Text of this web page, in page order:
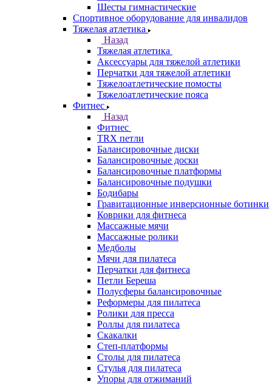
Шесты гимнастические
Спортивное оборудование для инвалидов
Тяжелая атлетика
Назад
Тяжелая атлетика
Аксессуары для тяжелой атлетики
Перчатки для тяжелой атлетики
Тяжелоатлетические помосты
Тяжелоатлетические пояса
Фитнес
Назад
Фитнес
TRX петли
Балансировочные диски
Балансировочные доски
Балансировочные платформы
Балансировочные подушки
Бодибары
Гравитационные инверсионные ботинки
Коврики для фитнеса
Массажные мячи
Массажные ролики
Медболы
Мячи для пилатеса
Перчатки для фитнеса
Петли Береша
Полусферы балансировочные
Реформеры для пилатеса
Ролики для пресса
Роллы для пилатеса
Скакалки
Степ-платформы
Столы для пилатеса
Стулья для пилатеса
Упоры для отжиманий